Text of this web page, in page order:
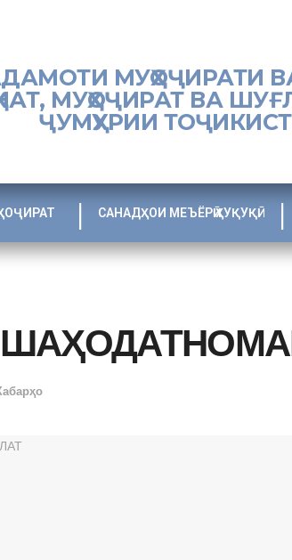
МУҲОҶИРАТИ
МУҲОҶИРАТ ВА
ҶУМҲУРИИ
САНАДҲОИ МЕЪЁРӢ ҲУҚУҚӢ